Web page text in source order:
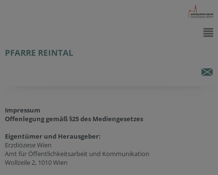
PFARRE REINTAL
Impressum
Offenlegung gemäß §25 des Mediengesetzes
Eigentümer und Herausgeber:
Erzdiözese Wien
Amt für Öffentlichkeitsarbeit und Kommunikation
Wollzeile 2, 1010 Wien